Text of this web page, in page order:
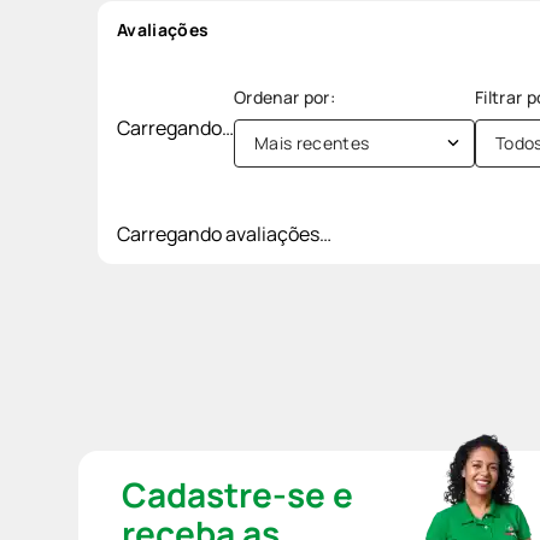
Avaliações
Carregando…
Mais recentes
Carregando avaliações…
Cadastre-se e